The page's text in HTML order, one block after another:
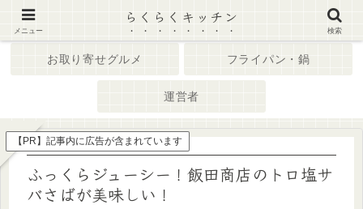
キッチン家電
お取り寄せグルメ フライパン・鍋
運営者
【PR】記事内に広告が含まれています
ふっくらジューシー！飯田商店のトロ塩サ
バさばが美味しい！
メニュー
らくらくキッチン
検索